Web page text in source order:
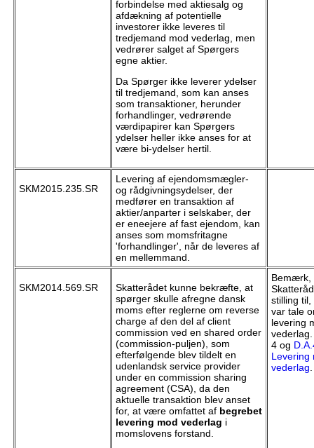
forbindelse med aktiesalg og
afdækning af potentielle
investorer ikke leveres til
tredjemand mod vederlag, men
vedrører salget af Spørgers
egne aktier.
Da Spørger ikke leverer ydelser
til tredjemand, som kan anses
som transaktioner, herunder
forhandlinger, vedrørende
værdipapirer kan Spørgers
ydelser heller ikke anses for at
være bi-ydelser hertil.
SKM2015.235.SR
Levering af ejendomsmægler-
og rådgivningsydelser, der
medfører en transaktion af
aktier/anparter i selskaber, der
er eneejere af fast ejendom, kan
anses som momsfritagne
'forhandlinger', når de leveres af
en mellemmand.
SKM2014.569.SR
Skatterådet kunne bekræfte, at
spørger skulle afregne dansk
moms efter reglerne om reverse
charge af den del af client
commission ved en shared order
(commission-puljen), som
efterfølgende blev tildelt en
udenlandsk service provider
under en commission sharing
agreement (CSA), da den
aktuelle transaktion blev anset
for, at være omfattet af begrebet
levering mod vederlag i
momslovens forstand.
Bemærk,
stilling
var tale
levering
4 og
Levering
vederlag.